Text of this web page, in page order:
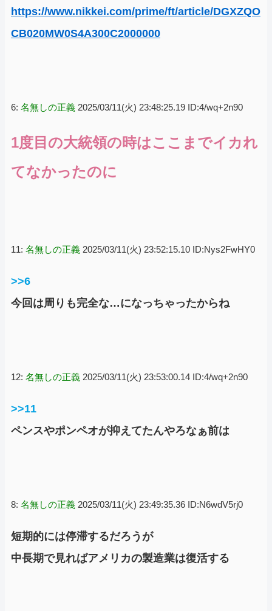
https://www.nikkei.com/prime/ft/article/DGXZQO
CB020MW0S4A300C2000000
6: 名無しの正義 2025/03/11(火) 23:48:25.19 ID:4/wq+2n90
1度目の大統領の時はここまでイカれ
てなかったのに
11: 名無しの正義 2025/03/11(火) 23:52:15.10 ID:Nys2FwHY0
>>6
今回は周りも完全な…になっちゃったからね
12: 名無しの正義 2025/03/11(火) 23:53:00.14 ID:4/wq+2n90
>>11
ペンスやポンペオが抑えてたんやろなぁ前は
8: 名無しの正義 2025/03/11(火) 23:49:35.36 ID:N6wdV5rj0
短期的には停滞するだろうが
中長期で見ればアメリカの製造業は復活する